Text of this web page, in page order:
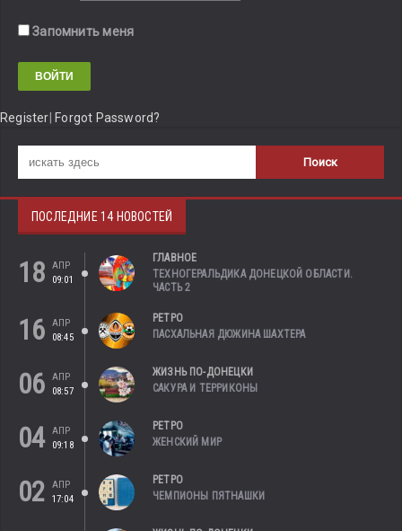
Запомнить меня
Register|Forgot Password?
ПОСЛЕДНИЕ 14 НОВОСТЕЙ
18
АПР
09:01
ГЛАВНОЕ
ТЕХНОГЕРАЛЬДИКА ДОНЕЦКОЙ ОБЛАСТИ.
ЧАСТЬ 2
16
АПР
08:45
РЕТРО
ПАСХАЛЬНАЯ ДЮЖИНА ШАХТЕРА
06
АПР
08:57
ЖИЗНЬ ПО-ДОНЕЦКИ
САКУРА И ТЕРРИКОНЫ
04 АПР
09:18
РЕТРО
ЖЕНСКИЙ МИР
02
АПР
17:04
РЕТРО
ЧЕМПИОНЫ ПЯТНАШКИ